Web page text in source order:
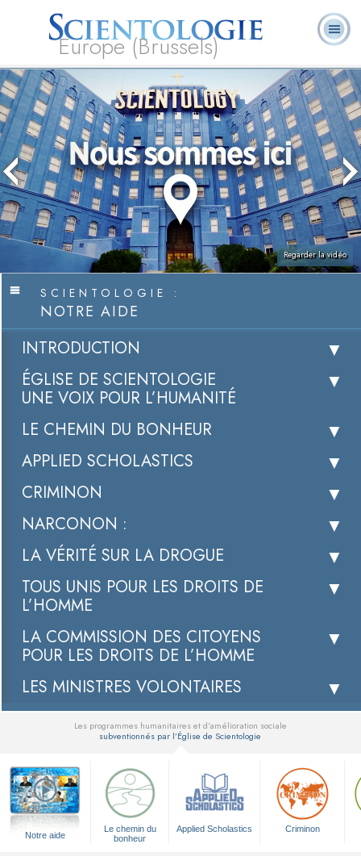
Europe (Brussels)
À
notre
sujet
L. Ron Hubbard
Qu’est-ce que la
Scientologie ?
volontaires
Foire aux
questions
Livres
Regarder la vidéo
SCIENTOLOGIE :
NOTRE AIDE
INTRODUCTION
ÉGLISE DE SCIENTOLOGIE
UNE VOIX POUR L’HUMANITÉ
LE CHEMIN DU BONHEUR
APPLIED SCHOLASTICS
CRIMINON
NARCONON :
LA VÉRITÉ SUR LA DROGUE
TOUS UNIS POUR LES DROITS DE
L’HOMME
LA COMMISSION DES CITOYENS
POUR LES DROITS DE L’HOMME
LES MINISTRES VOLONTAIRES
Les programmes humanitaires et d’amélioration sociale
subventionnés par l’Église de Scientologie
Notre aide
Le chemin du
bonheur
Applied Scholastics Criminon